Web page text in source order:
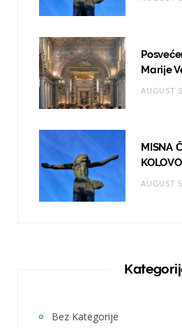
Marije
AUGUST
MISNA
AUGUST
Bez Kategorije